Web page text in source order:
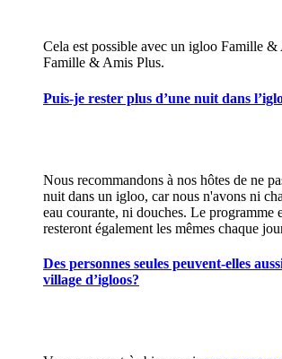
Cela est possible avec un igloo Famille
Famille & Amis Plus.
Puis-je rester plus d’une nuit dans
Nous recommandons à nos hôtes de ne
nuit dans un igloo, car nous n'avons ni
eau courante, ni douches. Le programme
resteront également les mêmes chaque
Des personnes seules peuvent-elles
village d’igloos?